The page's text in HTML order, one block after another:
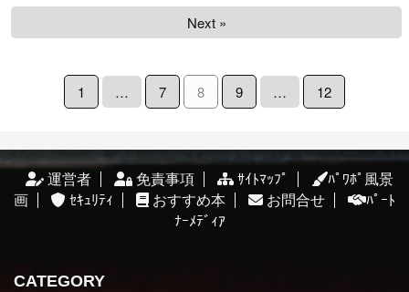
1 … 7 8 9 … 12
Next »
運営者 免責事項 ｻｲﾄﾏｯﾌﾟ
ﾊﾟﾜﾎﾟ風景
画
ｾｷｭﾘﾃｨ おすすめ本 お問合せ
ﾊﾟｰﾄ
ﾅｰﾒﾃﾞｨｱ
CATEGORY